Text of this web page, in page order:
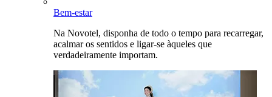
Bem-estar
Na Novotel, disponha de todo o tempo para recarregar,
acalmar os sentidos e ligar-se àqueles que
verdadeiramente importam.